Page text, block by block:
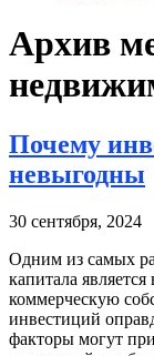
Архив
Почему
невыгодны
30 сентября, 2024
Одним из самых
капитала
коммерческую
инвестиций
факторы могут